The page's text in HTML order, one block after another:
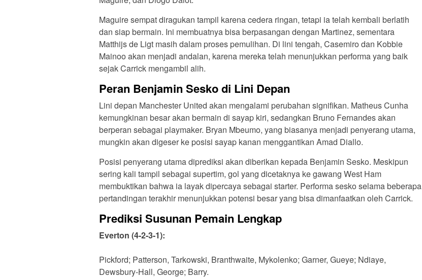
Maguire sempat diragukan tampil karena cedera ringan, tetapi ia telah kembali berlatih
dan siap bermain. Ini membuatnya bisa berpasangan dengan Martinez, sementara
Matthijs de Ligt masih dalam proses pemulihan. Di lini tengah, Casemiro dan Kobbie
Mainoo akan menjadi andalan, karena mereka telah menunjukkan performa yang baik
sejak Carrick mengambil alih.
Peran Benjamin Sesko di Lini Depan
Lini depan Manchester United akan mengalami perubahan signifikan. Matheus Cunha
kemungkinan besar akan bermain di sayap kiri, sedangkan Bruno Fernandes akan
berperan sebagai playmaker. Bryan Mbeumo, yang biasanya menjadi penyerang utama,
mungkin akan digeser ke posisi sayap kanan menggantikan Amad Diallo.
Posisi penyerang utama diprediksi akan diberikan kepada Benjamin Sesko. Meskipun
sering kali tampil sebagai supertim, gol yang dicetaknya ke gawang West Ham
membuktikan bahwa ia layak dipercaya sebagai starter. Performa sesko selama beberapa
pertandingan terakhir menunjukkan potensi besar yang bisa dimanfaatkan oleh Carrick.
Prediksi Susunan Pemain Lengkap
Everton (4-2-3-1):
Pickford; Patterson, Tarkowski, Branthwaite, Mykolenko; Garner, Gueye; Ndiaye,
Dewsbury-Hall, George; Barry.